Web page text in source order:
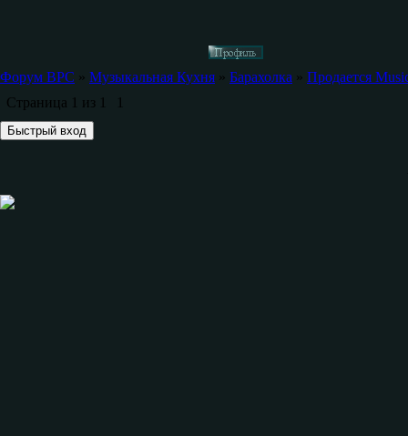
Форум ВРС » Музыкальная Кухня » Барахолка » Продается
Страница 1 из 1 1